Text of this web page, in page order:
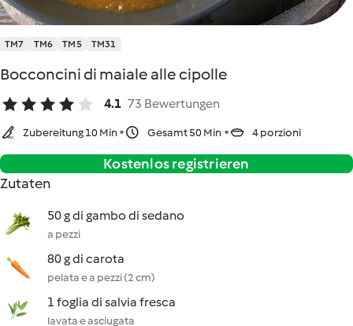
TM7 TM6 TM5 TM31
Bocconcini di maiale alle cipolle
4.1 73 Bewertungen
Zubereitung 10 Min Gesamt 50 Min 4 porzioni
Kostenlos registrieren
Zutaten
50 g di gambo di sedano
a pezzi
80 g di carota
pelata e a pezzi (2 cm)
1 foglia di salvia fresca
lavata e asciugata